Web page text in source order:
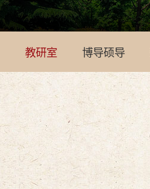
教研室 博导硕导